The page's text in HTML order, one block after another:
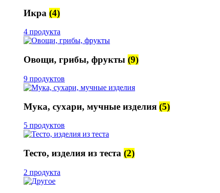
Икра (4)
4 продукта
Овощи, грибы, фрукты (9)
9 продуктов
Мука, сухари, мучные изделия (5)
5 продуктов
Тесто, изделия из теста (2)
2 продукта